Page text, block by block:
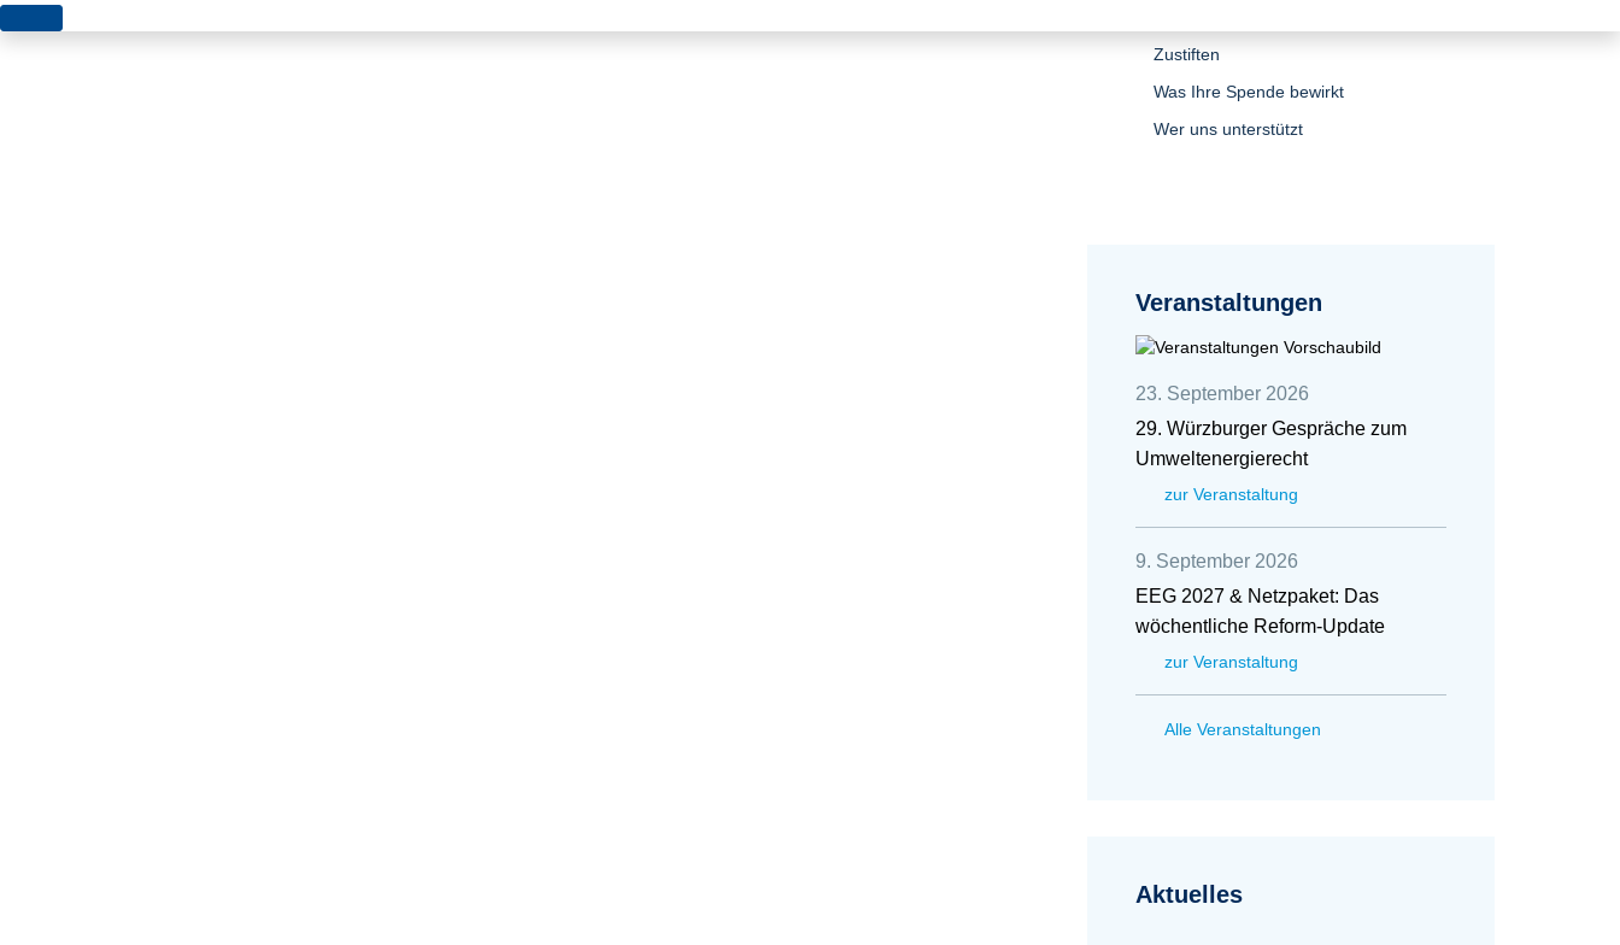
Zustiften
Was Ihre Spende bewirkt
Wer uns unterstützt
Veranstaltungen
23. September 2026
29. Würzburger Gespräche zum
Umweltenergierecht
zur Veranstaltung
9. September 2026
EEG 2027 & Netzpaket: Das
wöchentliche Reform-Update
zur Veranstaltung
Alle Veranstaltungen
Aktuelles